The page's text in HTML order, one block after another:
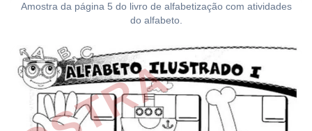
Amostra da página 5 do livro de alfabetização com atividades
do alfabeto.